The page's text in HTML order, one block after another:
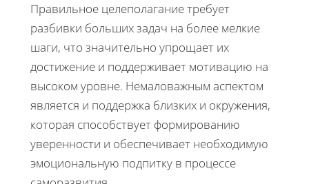
Правильное целеполагание требует
разбивки больших задач на более мелкие
шаги, что значительно упрощает их
достижение и поддерживает мотивацию на
высоком уровне. Немаловажным аспектом
является и поддержка близких и окружения,
которая способствует формированию
уверенности и обеспечивает необходимую
эмоциональную подпитку в процессе